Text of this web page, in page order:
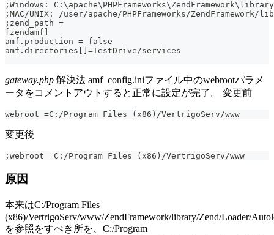
;Windows: C:\apache\PHPFrameworks\ZendFramework\library
;MAC/UNIX: /user/apache/PHPFrameworks/ZendFramework/
;zend_path =
[zendamf]
amf.production = false
amf.directories[]=TestDrive/services
gateway.php 解決法 amf_config.iniファイル中のwebrootパラメ
ータをコメントアウトすると正常に設定が完了。 変更前
webroot =C:/Program Files (x86)/VertrigoServ/www
変更後
;webroot =C:/Program Files (x86)/VertrigoServ/www
原因
本来はC:/Program Files
(x86)/VertrigoServ/www/ZendFramework/library/Zend/Loader/
を参照をすべき所を、C:/Program